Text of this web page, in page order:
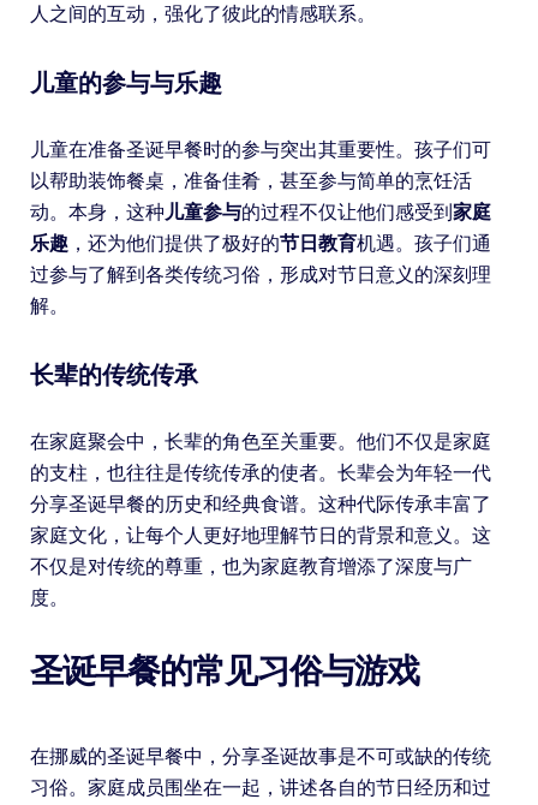
人之间的互动，强化了彼此的情感联系。
儿童的参与与乐趣
儿童在准备圣诞早餐时的参与突出其重要性。孩子们可
以帮助装饰餐桌，准备佳肴，甚至参与简单的烹饪活
动。本身，这种儿童参与的过程不仅让他们感受到家庭
乐趣，还为他们提供了极好的节日教育机遇。孩子们通
过参与了解到各类传统习俗，形成对节日意义的深刻理
解。
长辈的传统传承
在家庭聚会中，长辈的角色至关重要。他们不仅是家庭
的支柱，也往往是传统传承的使者。长辈会为年轻一代
分享圣诞早餐的历史和经典食谱。这种代际传承丰富了
家庭文化，让每个人更好地理解节日的背景和意义。这
不仅是对传统的尊重，也为家庭教育增添了深度与广
度。
圣诞早餐的常见习俗与游戏
在挪威的圣诞早餐中，分享圣诞故事是不可或缺的传统
习俗。家庭成员围坐在一起，讲述各自的节日经历和过